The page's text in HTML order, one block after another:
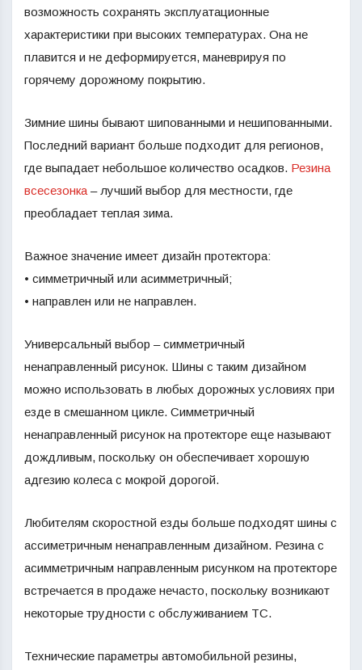
возможность сохранять эксплуатационные
характеристики при высоких температурах. Она не
плавится и не деформируется, маневрируя по
горячему дорожному покрытию.
Зимние шины бывают шипованными и нешипованными.
Последний вариант больше подходит для регионов,
где выпадает небольшое количество осадков. Резина
всесезонка – лучший выбор для местности, где
преобладает теплая зима.
Важное значение имеет дизайн протектора:
• симметричный или асимметричный;
• направлен или не направлен.
Универсальный выбор – симметричный
ненаправленный рисунок. Шины с таким дизайном
можно использовать в любых дорожных условиях при
езде в смешанном цикле. Симметричный
ненаправленный рисунок на протекторе еще называют
дождливым, поскольку он обеспечивает хорошую
адгезию колеса с мокрой дорогой.
Любителям скоростной езды больше подходят шины с
ассиметричным ненаправленным дизайном. Резина с
асимметричным направленным рисунком на протекторе
встречается в продаже нечасто, поскольку возникают
некоторые трудности с обслуживанием ТС.
Технические параметры автомобильной резины,